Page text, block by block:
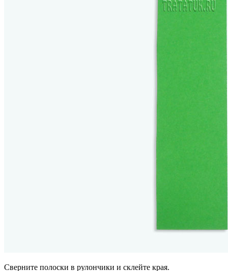
Сверните полоски в рулончики и склейте края.